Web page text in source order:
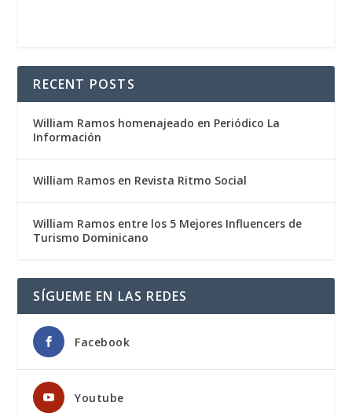
RECENT POSTS
William Ramos homenajeado en Periódico La
Información
William Ramos en Revista Ritmo Social
William Ramos entre los 5 Mejores Influencers de
Turismo Dominicano
SÍGUEME EN LAS REDES
Facebook
Youtube